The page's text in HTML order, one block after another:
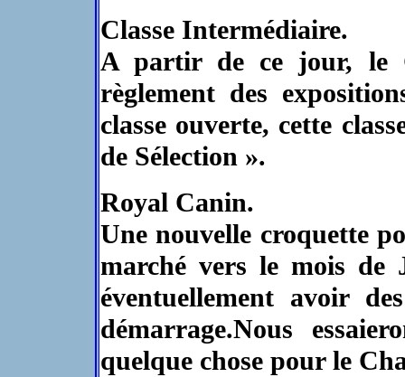
Classe Intermédiaire.
A partir de ce jour, le
règlement des
classe ouverte, cette
de Sélection ».
Royal Canin.
Une nouvelle croquette
marché vers le mois
éventuellement avoir
démarrage.Nous
quelque chose pour le